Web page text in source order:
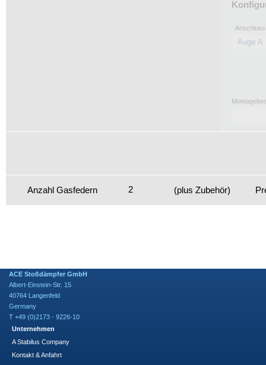
ACE Stoßdämpfer GmbH
Albert-Einstein-Str. 15
40764 Langenfeld
Germany
T +49 (0)2173 - 9226-10
Unternehmen
A Stabilus Company
Kontakt & Anfahrt